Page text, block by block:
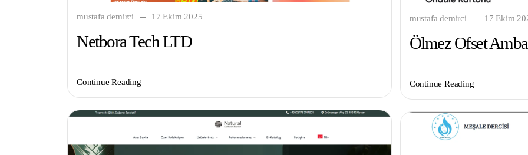
mustafa demirci 17 Ekim
Ölmez Ofset
Continue Reading
mustafa demirci 17 Ekim 2025
Netbora Tech LTD
Continue Reading